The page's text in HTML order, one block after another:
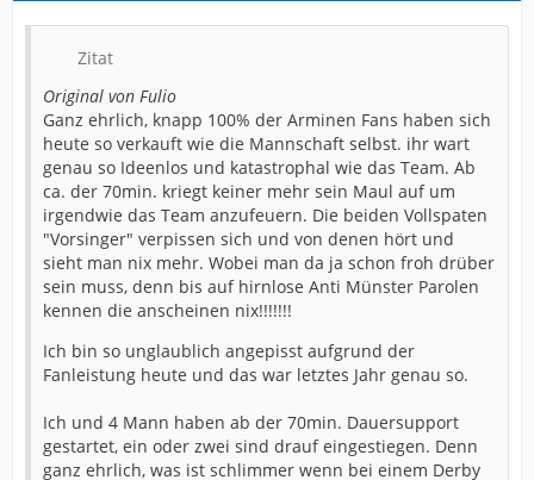
Zitat
Original von Fulio
Ganz ehrlich, knapp 100% der Arminen Fans haben sich
heute so verkauft wie die Mannschaft selbst. ihr wart
genau so Ideenlos und katastrophal wie das Team. Ab
ca. der 70min. kriegt keiner mehr sein Maul auf um
irgendwie das Team anzufeuern. Die beiden Vollspaten
"Vorsinger" verpissen sich und von denen hört und
sieht man nix mehr. Wobei man da ja schon froh drüber
sein muss, denn bis auf hirnlose Anti Münster Parolen
kennen die anscheinen nix!!!!!!!
Ich bin so unglaublich angepisst aufgrund der
Fanleistung heute und das war letztes Jahr genau so.
Ich und 4 Mann haben ab der 70min. Dauersupport
gestartet, ein oder zwei sind drauf eingestiegen. Denn
ganz ehrlich, was ist schlimmer wenn bei einem Derby